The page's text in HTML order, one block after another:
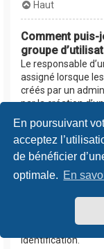
En poursuivant
acceptez
de bénéficier
optimale. En
Haut
Comment puis-
groupe
Le responsable
assigné lorsque
créés par un
par la création
contact devrait
contacter en lui
Haut
apparaissent
Les
aux membres
identification.